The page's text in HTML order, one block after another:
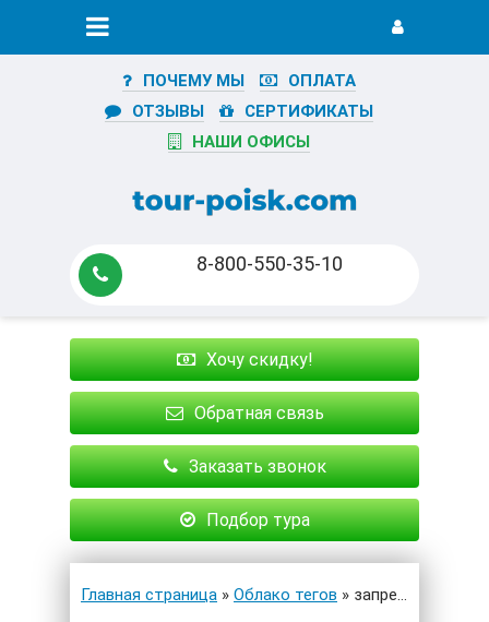
ПОЧЕМУ МЫ
ОПЛАТА
ОТЗЫВЫ
СЕРТИФИКАТЫ
НАШИ ОФИСЫ
8-800-550-35-10
Хочу скидку!
Обратная связь
Заказать звонок
Подбор тура
Главная страница » Облако тегов » запреты для туристов